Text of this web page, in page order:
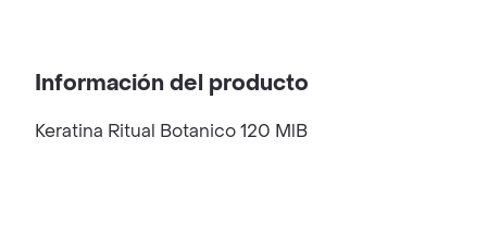
Información del producto
Keratina Ritual Botanico 120 MlB